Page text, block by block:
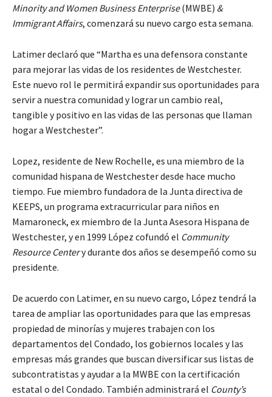
Minority and Women Business Enterprise(MWBE) &
Immigrant Affairs, comenzará su nuevo cargo esta semana.
Latimer declaró que “Martha es una defensora constante
para mejorar las vidas de los residentes de Westchester.
Este nuevo rol le permitirá expandir sus oportunidades para
servir a nuestra comunidad y lograr un cambio real,
tangible y positivo en las vidas de las personas que llaman
hogar a Westchester”.
Lopez, residente de New Rochelle, es una miembro de la
comunidad hispana de Westchester desde hace mucho
tiempo. Fue miembro fundadora de la Junta directiva de
KEEPS, un programa extracurricular para niños en
Mamaroneck, ex miembro de la Junta Asesora Hispana de
Westchester, y en 1999 López cofundó el Community
Resource Centery durante dos años se desempeñó como su
presidente.
De acuerdo con Latimer, en su nuevo cargo, López tendrá la
tarea de ampliar las oportunidades para que las empresas
propiedad de minorías y mujeres trabajen con los
departamentos del Condado, los gobiernos locales y las
empresas más grandes que buscan diversificar sus listas de
subcontratistas y ayudar a la MWBE con la certificación
estatal o del Condado. También administrará el County’s